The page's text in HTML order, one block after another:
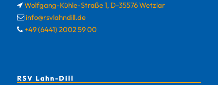
Wolfgang-Kühle-Straße 1, D-35576 Wetzlar
info@rsvlahndill.de
+49 (6441) 2002 59 00
RSV Lahn-Dill